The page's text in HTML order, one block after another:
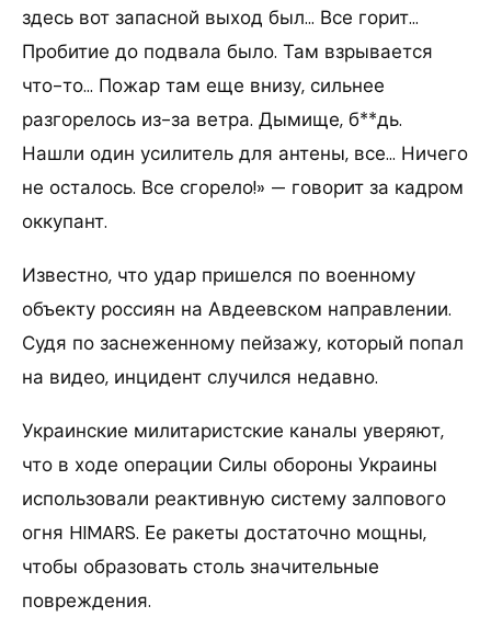
здесь вот запасной выход был… Все горит…
Пробитие до подвала было. Там взрывается
что-то… Пожар там еще внизу, сильнее
разгорелось из-за ветра. Дымище, б**дь.
Нашли один усилитель для антены, все… Ничего
не осталось. Все сгорело!» — говорит за кадром
оккупант.
Известно, что удар пришелся по военному
объекту россиян на Авдеевском направлении.
Судя по заснеженному пейзажу, который попал
на видео, инцидент случился недавно.
Украинские милитаристские каналы уверяют,
что в ходе операции Силы обороны Украины
использовали реактивную систему залпового
огня HIMARS. Ее ракеты достаточно мощны,
чтобы образовать столь значительные
повреждения.